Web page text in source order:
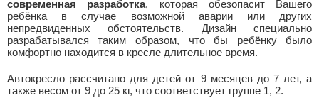
современная разработка, которая обезопасит Вашего
ребёнка в случае возможной аварии или других
непредвиденных обстоятельств. Дизайн специально
разрабатывался таким образом, что бы ребёнку было
комфортно находится в кресле длительное время.
Автокресло рассчитано для детей от 9 месяцев до 7 лет, а
также весом от 9 до 25 кг, что соответствует группе 1, 2.